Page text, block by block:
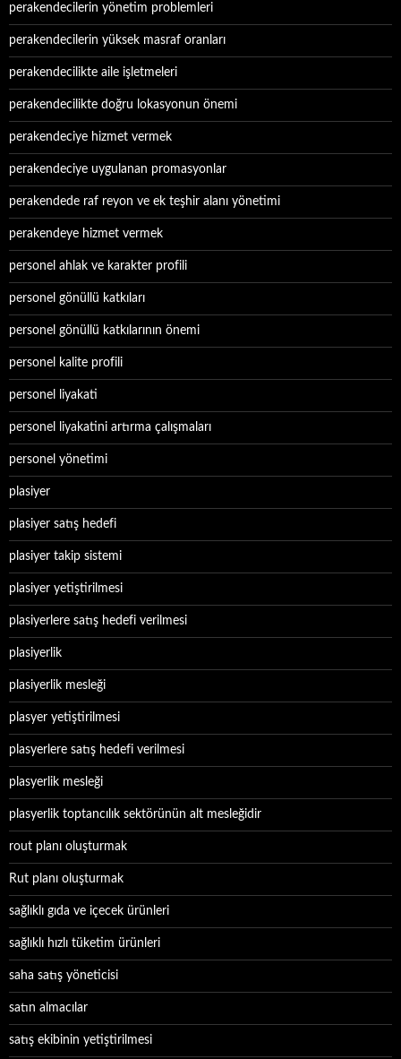
perakendecilerin yönetim problemleri
perakendecilerin yüksek masraf oranları
perakendecilikte aile işletmeleri
perakendecilikte doğru lokasyonun önemi
perakendeciye hizmet vermek
perakendeciye uygulanan promasyonlar
perakendede raf reyon ve ek teşhir alanı yönetimi
perakendeye hizmet vermek
personel ahlak ve karakter profili
personel gönüllü katkıları
personel gönüllü katkılarının önemi
personel kalite profili
personel liyakati
personel liyakatini artırma çalışmaları
personel yönetimi
plasiyer
plasiyer satış hedefi
plasiyer takip sistemi
plasiyer yetiştirilmesi
plasiyerlere satış hedefi verilmesi
plasiyerlik
plasiyerlik mesleği
plasyer yetiştirilmesi
plasyerlere satış hedefi verilmesi
plasyerlik mesleği
plasyerlik toptancılık sektörünün alt mesleğidir
rout planı oluşturmak
Rut planı oluşturmak
sağlıklı gıda ve içecek ürünleri
sağlıklı hızlı tüketim ürünleri
saha satış yöneticisi
satın almacılar
satış ekibinin yetiştirilmesi